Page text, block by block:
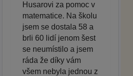
Husarovi za pomoc v
matematice. Na školu
jsem se dostala 58 a
brli 60 lidí jenom šest
se neumístilo a jsem
ráda že díky vám
všem nebyla jednou z